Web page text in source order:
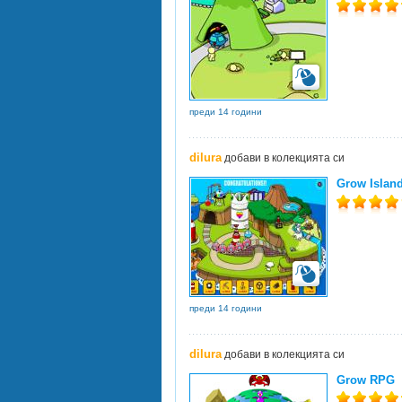
преди 14 години
diluraдобави в колекцията си
Grow Island
преди 14 години
diluraдобави в колекцията си
Grow RPG